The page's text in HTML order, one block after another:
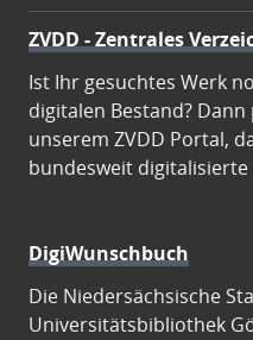
ZVDD - Zentrales
Ist Ihr gesuchtes Werk
digitalen Bestand?
unserem ZVDD Portal,
bundesweit digitalisierte
DigiWunschbuch
Die Niedersächsische
Universitätsbibliothek